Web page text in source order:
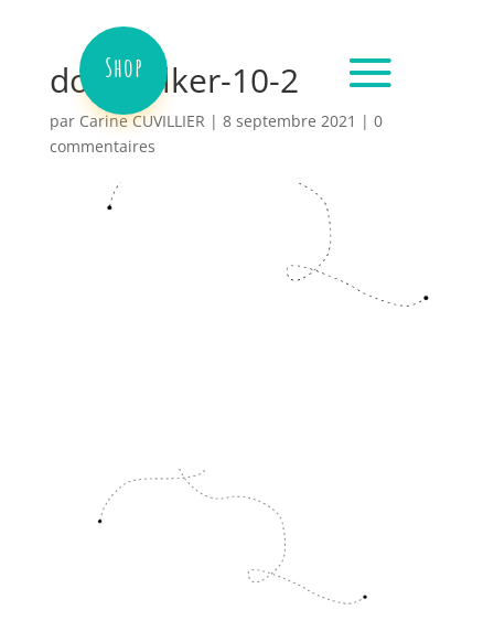
Shop
dog-walker-10-2
par Carine CUVILLIER | 8 septembre 2021 | 0
commentaires